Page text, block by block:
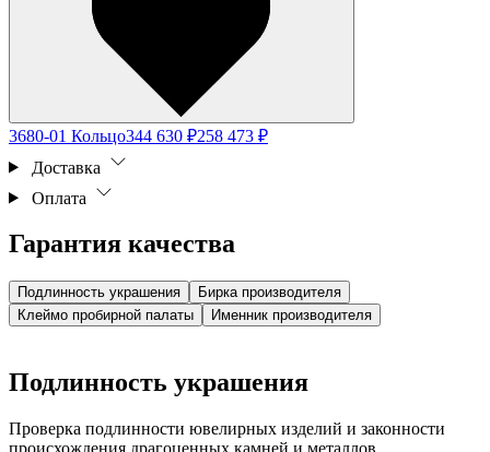
3680-01 Кольцо344 630 ₽258 473 ₽
Доставка
Оплата
Гарантия качества
Подлинность украшения
Бирка производителя
Клеймо пробирной палаты
Именник производителя
Подлинность украшения
Проверка подлинности ювелирных изделий и законности